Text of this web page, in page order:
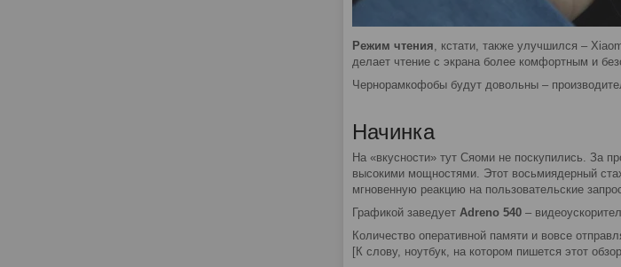
Режим чтения, кстати, также улучшился –
делает чтение с экрана более комфортным и
Чернорамкофобы будут довольны –
Начинка
На «вкусности» тут Сяоми не поскупились. За
высокими мощностями. Этот восьмиядерный
мгновенную реакцию на пользовательские
Графикой заведует Adreno 540 –
Количество оперативной памяти и вовсе
[К слову, ноутбук, на котором пишется этот